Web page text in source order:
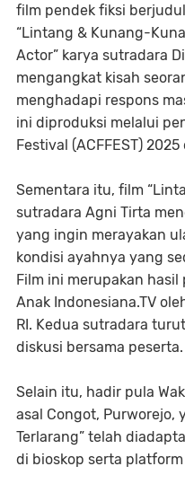
film pendek fiksi berjudul
“Lintang & Kunang-
Actor” karya sutradara
mengangkat kisah
menghadapi respons
ini diproduksi melalui
Festival (ACFFEST) 2025
Sementara itu, film
sutradara Agni Tirta
yang ingin merayakan
kondisi ayahnya yang
Film ini merupakan
Anak Indonesiana.TV
RI. Kedua sutradara
diskusi bersama peserta.
Selain itu, hadir pula
asal Congot, Purworejo,
Terlarang” telah
di bioskop serta